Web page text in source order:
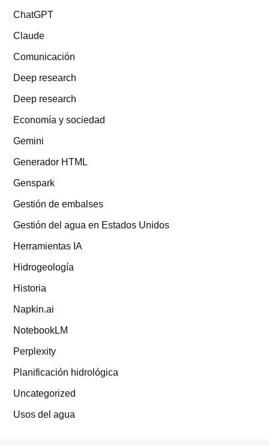
ChatGPT
Claude
Comunicación
Deep research
Deep research
Economía y sociedad
Gemini
Generador HTML
Genspark
Gestión de embalses
Gestión del agua en Estados Unidos
Herramientas IA
Hidrogeología
Historia
Napkin.ai
NotebookLM
Perplexity
Planificación hidrológica
Uncategorized
Usos del agua